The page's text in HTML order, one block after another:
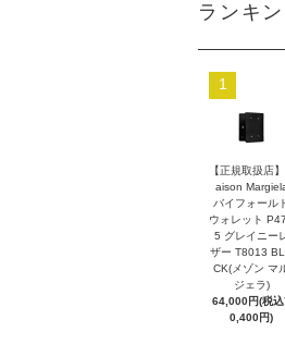
ランキ
1
【正規取扱店
aison
バイフォール
ウォレット
5 グレイニー
ザー T8013
CK(メゾン マ
ジェラ)
64,000円(税
0,400円)